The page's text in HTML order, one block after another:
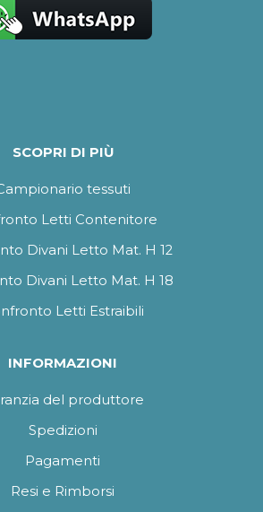
SCOPRI DI PIÙ
tessuti
Letti Contenitore
Divani Letto Mat. H 12
Divani Letto Mat. H 18
Letti Estraibili
INFORMAZIONI
del produttore
Spedizioni
Pagamenti
Resi e Rimborsi